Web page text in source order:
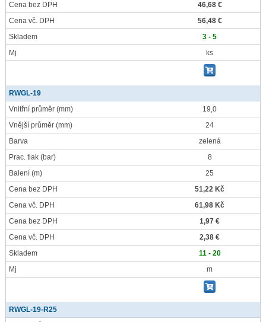
Cena bez DPH
46,68 €
Cena vč. DPH
56,48 €
Skladem
3 - 5
Mj
ks
RWGL-19
Vnitřní průměr (mm)
19,0
Vnější průměr (mm)
24
Barva
zelená
Prac. tlak (bar)
8
Balení (m)
25
Cena bez DPH
51,22 Kč
Cena vč. DPH
61,98 Kč
Cena bez DPH
1,97 €
Cena vč. DPH
2,38 €
Skladem
11 - 20
Mj
m
RWGL-19-R25